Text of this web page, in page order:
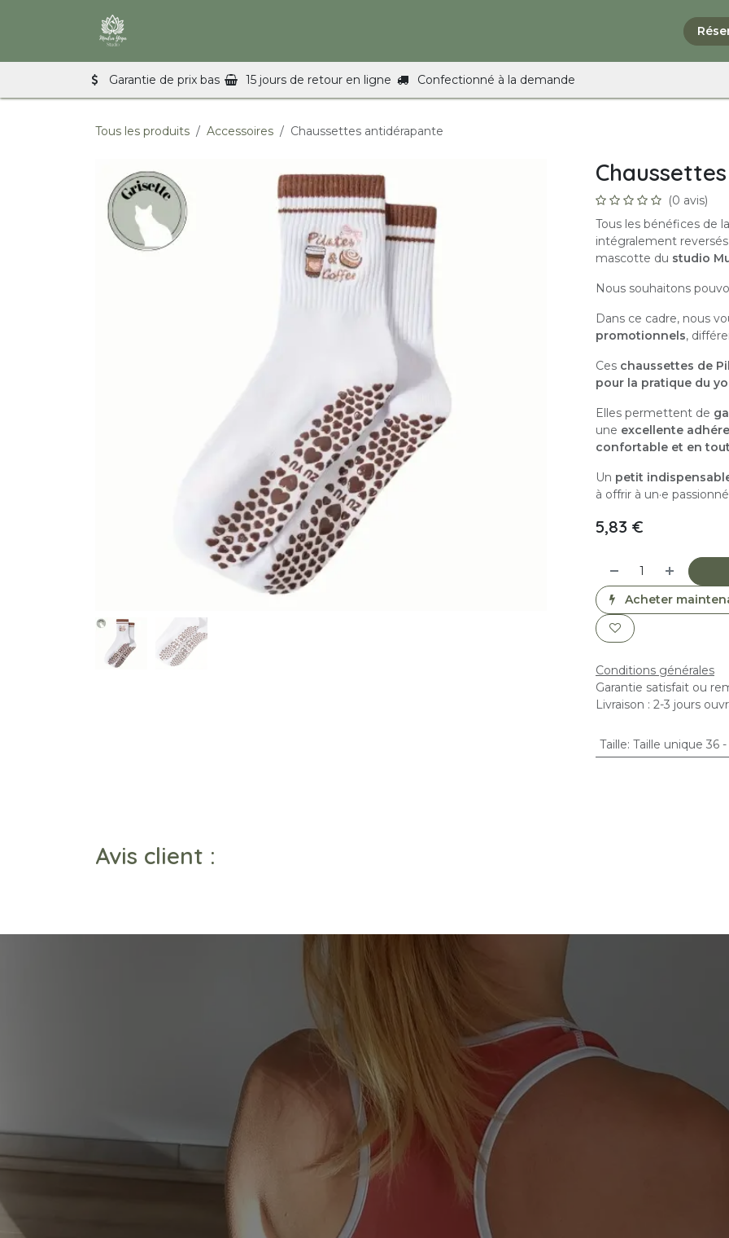
Garantie de prix bas 15 jours de retour en ligne Confectionné à la demande
Tous les produits Accessoires Chaussettes antidérapante
(0 avis)
Tous les bénéfices de
intégralement
mascotte du studio
Nous souhaitons
Dans ce cadre, nous
promotionnels,
Ces chaussettes de
pour la pratique du
Elles permettent de
une excellente
confortable et en
Un petit
à offrir à un·e
5,83 €
Acheter
Conditions générales
Garantie satisfait ou
Livraison : 2-3 jours
Taille: Taille unique 36
Avis client :